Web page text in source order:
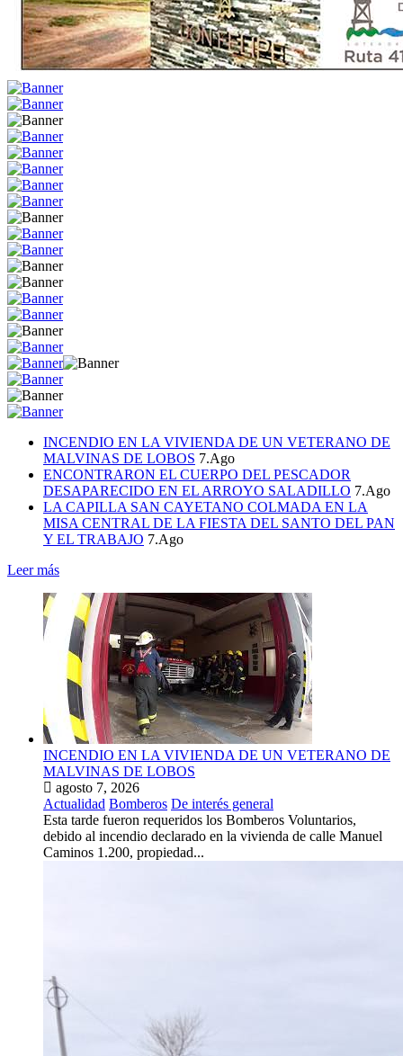
INCENDIO EN LA VIVIENDA DE UN VETERANO DE
MALVINAS DE LOBOS 7.Ago
ENCONTRARON EL CUERPO DEL PESCADOR
DESAPARECIDO EN EL ARROYO SALADILLO 7.Ago
LA CAPILLA SAN CAYETANO COLMADA EN LA
MISA CENTRAL DE LA FIESTA DEL SANTO DEL PAN
Y EL TRABAJO 7.Ago
Leer más
INCENDIO EN LA VIVIENDA DE UN VETERANO DE
MALVINAS DE LOBOS
agosto 7, 2026
Actualidad Bomberos De interés general
Esta tarde fueron requeridos los Bomberos Voluntarios,
debido al incendio declarado en la vivienda de calle Manuel
Caminos 1.200, propiedad...